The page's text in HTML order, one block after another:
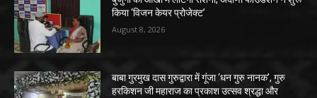
किया ‘विजन केयर प्रोजेक्ट’
August 8, 2026
बाबा गुरमुख दास गुरुद्वारा में गूंजा ‘धन गुरु नानक’, गुरु
हरकिशन जी महाराज का प्रकाश उत्सव श्रद्धा और